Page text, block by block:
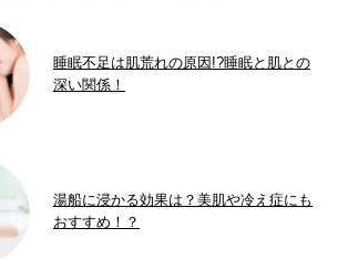
睡眠不足は肌荒れの原因!?睡眠と肌との
深い関係！
湯船に浸かる効果は？美肌や冷え症にも
おすすめ！？